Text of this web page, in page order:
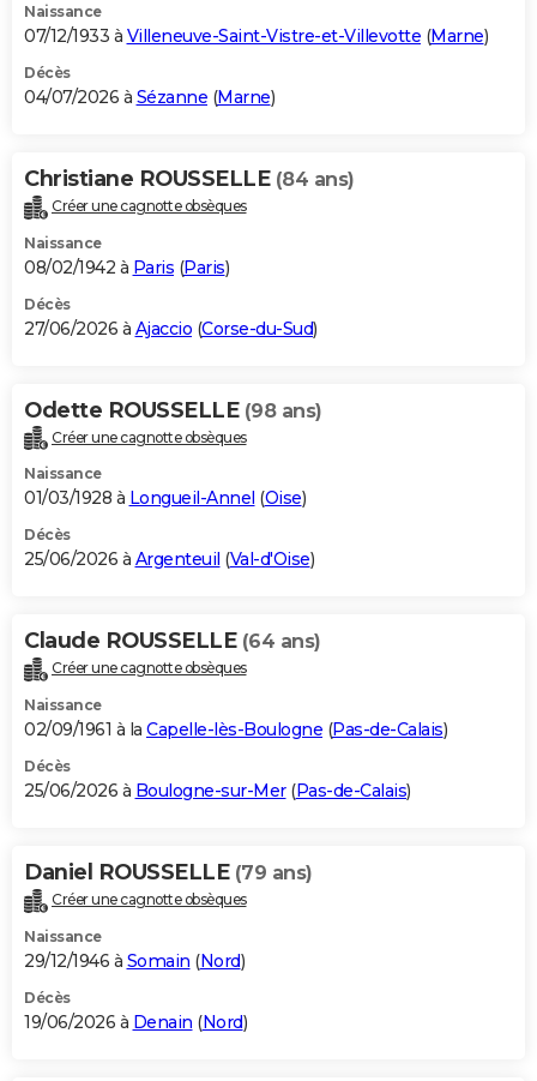
Naissance
07/12/1933 à Villeneuve-Saint-Vistre-et-Villevotte (Marne)
Décès
04/07/2026 à Sézanne (Marne)
Christiane ROUSSELLE (84 ans)
Créer une cagnotte obsèques
Naissance
08/02/1942 à Paris (Paris)
Décès
27/06/2026 à Ajaccio (Corse-du-Sud)
Odette ROUSSELLE (98 ans)
Créer une cagnotte obsèques
Naissance
01/03/1928 à Longueil-Annel (Oise)
Décès
25/06/2026 à Argenteuil (Val-d'Oise)
Claude ROUSSELLE (64 ans)
Créer une cagnotte obsèques
Naissance
02/09/1961 à la Capelle-lès-Boulogne (Pas-de-Calais)
Décès
25/06/2026 à Boulogne-sur-Mer(Pas-de-Calais)
Daniel ROUSSELLE (79 ans)
Créer une cagnotte obsèques
Naissance
29/12/1946 à Somain (Nord)
Décès
19/06/2026 à Denain (Nord)